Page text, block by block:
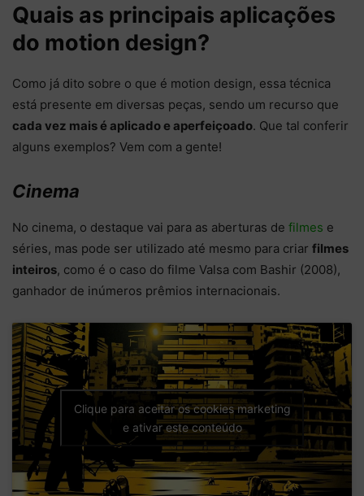
Quais as principais aplicações
do motion design?
Como já dito sobre o que é motion design, essa técnica
está presente em diversas peças, sendo um recurso que
cada vez mais é aplicado e aperfeiçoado. Que tal conferir
alguns exemplos? Vem com a gente!
Cinema
No cinema, o destaque vai para as aberturas de filmes e
séries, mas pode ser utilizado até mesmo para criar filmes
inteiros, como é o caso do filme Valsa com Bashir (2008),
ganhador de inúmeros prêmios internacionais.
Clique para aceitar os cookies marketing
e ativar este conteúdo